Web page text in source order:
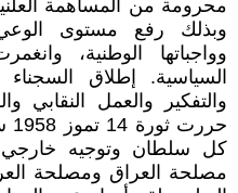
محرومة من المساهمة
وبذلك رفع مستوى
وواجباتها الوطنية،
السياسية. إطلاق السجناء
والتفكير والعمل النقابي
كل سلطان وتوجيه
مصلحة العراق ومصلحة